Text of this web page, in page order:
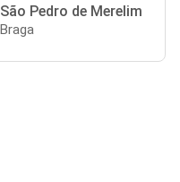
São Pedro de Merelim
Braga